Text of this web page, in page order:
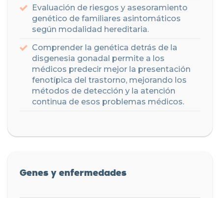
Evaluación de riesgos y asesoramiento
genético de familiares asintomáticos
según modalidad hereditaria.
Comprender la genética detrás de la
disgenesia gonadal permite a los
médicos predecir mejor la presentación
fenotípica del trastorno, mejorando los
métodos de detección y la atención
continua de esos problemas médicos.
Genes y enfermedades